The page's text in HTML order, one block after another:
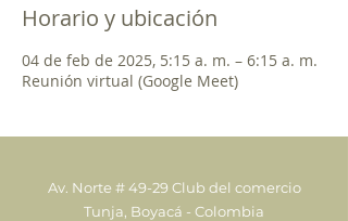
Horario y ubicación
04 de feb de 2025, 5:15 a. m. – 6:15 a. m.
Reunión virtual (Google Meet)
Av. Norte # 49-29 Club del comercio
Tunja, Boyacá - Colombia